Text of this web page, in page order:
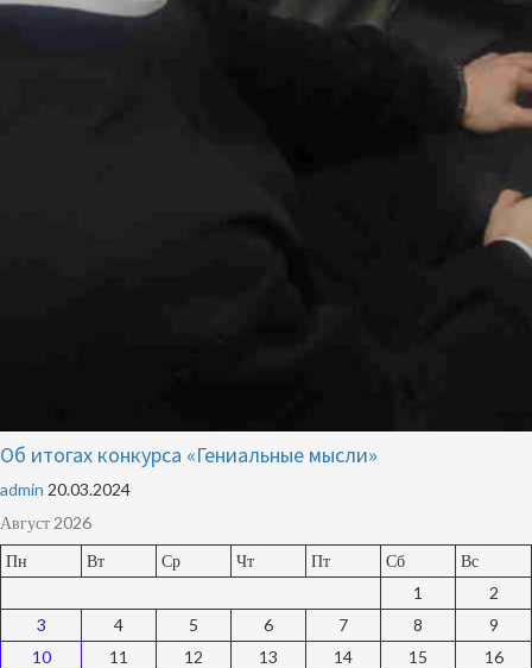
Об итогах конкурса «Гениальные мысли»
admin 20.03.2024
Август 2026
Пн
Вт Ср Чт Пт Сб
Вс
1
2
3
4 5 6 7 8
9
10
11 12 13 14 15
16